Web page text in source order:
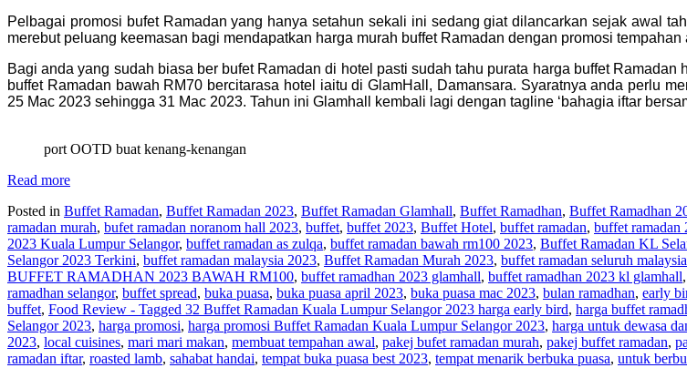
Pelbagai promosi bufet Ramadan yang hanya setahun sekali ini sedang giat dilancarkan sejak awal
merebut peluang keemasan bagi mendapatkan harga murah buffet Ramadan dengan promosi tempahan
Bagi anda yang sudah biasa ber bufet Ramadan di hotel pasti sudah tahu purata harga buffet
buffet Ramadan bawah RM70 bercitarasa hotel iaitu di GlamHall, Damansara. Syaratnya anda perlu
25 Mac 2023 sehingga 31 Mac 2023. Tahun ini Glamhall kembali lagi dengan tagline ‘bahagia iftar
port OOTD buat kenang-kenangan
Read more
Posted in Buffet Ramadan, Buffet Ramadan 2023, Buffet Ramadan Glamhall, Buffet Ramadhan, Buffet Ramadhan
ramadan murah, bufet ramadan noranom hall 2023, buffet, buffet 2023, Buffet Hotel, buffet ramadan, buffet ramadan
2023 Kuala Lumpur Selangor, buffet ramadan as zulqa, buffet ramadan bawah rm100 2023, Buffet Ramadan KL
Selangor 2023 Terkini, buffet ramadan malaysia 2023, Buffet Ramadan Murah 2023, buffet ramadan seluruh
BUFFET RAMADHAN 2023 BAWAH RM100, buffet ramadhan 2023 glamhall, buffet ramadhan 2023 kl glamhall,
ramadhan selangor, buffet spread, buka puasa, buka puasa april 2023, buka puasa mac 2023, bulan ramadhan, early
buffet, Food Review - Tagged 32 Buffet Ramadan Kuala Lumpur Selangor 2023 harga early bird, harga buffet
Selangor 2023, harga promosi, harga promosi Buffet Ramadan Kuala Lumpur Selangor 2023, harga untuk dewasa
2023, local cuisines, mari mari makan, membuat tempahan awal, pakej bufet ramadan murah, pakej buffet ramadan,
ramadan iftar, roasted lamb, sahabat handai, tempat buka puasa best 2023, tempat menarik berbuka puasa, untuk